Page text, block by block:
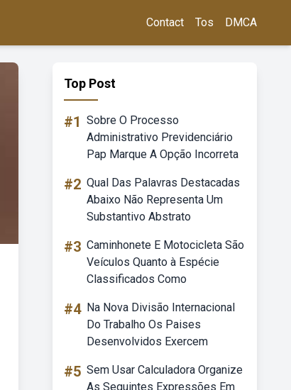
Contact Tos DMCA
Top Post
#1 Sobre O Processo
Administrativo Previdenciário
Pap Marque A Opção Incorreta
#2 Qual Das Palavras Destacadas
Abaixo Não Representa Um
Substantivo Abstrato
#3 Caminhonete E Motocicleta São
Veículos Quanto à Espécie
Classificados Como
#4 Na Nova Divisão Internacional
Do Trabalho Os Paises
Desenvolvidos Exercem
#5 Sem Usar Calculadora Organize
As Seguintes Expressões Em